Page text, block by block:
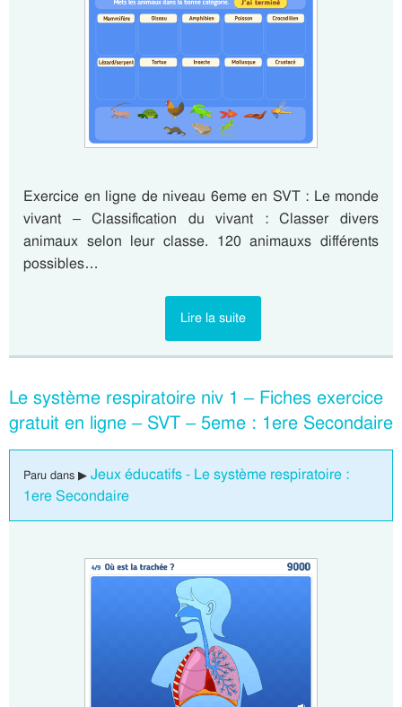
Exercice en ligne de niveau 6eme en SVT : Le monde
vivant – Classification du vivant : Classer divers
animaux selon leur classe. 120 animauxs différents
possibles…
Lire la suite
Le système respiratoire niv 1 – Fiches exercice
gratuit en ligne – SVT – 5eme : 1ere Secondaire
Paru dans ▶ Jeux éducatifs - Le système respiratoire :
1ere Secondaire